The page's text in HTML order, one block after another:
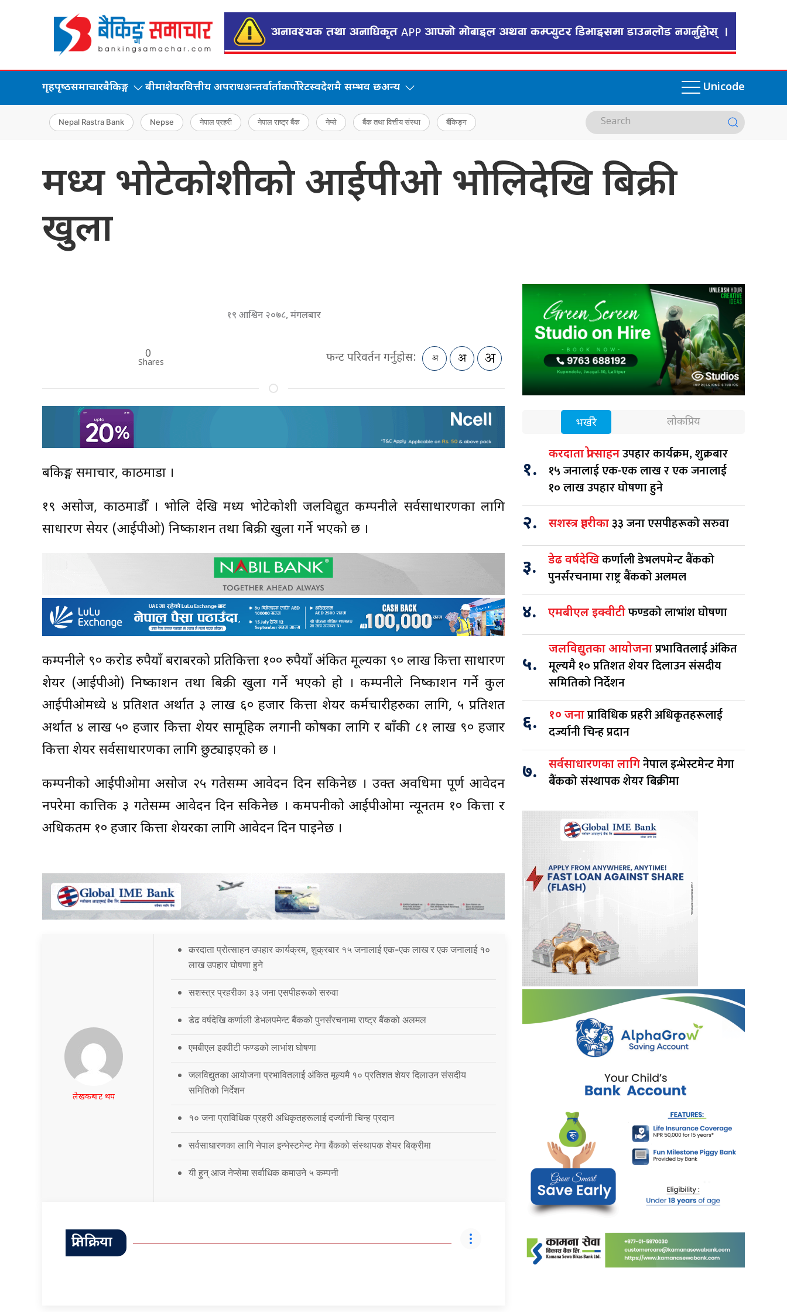
गृहपृष्‍ठसमाचारबैकिङ्ग बीमाशेयरवित्तीय अपराधअन्तर्वार्ताकर्पोरेटस्वदेशमै सम्भव छअन्य Unicode
Nepal Rastra Bank Nepse नेपाल प्रहरी नेपाल राष्ट्र बैंक नेप्से बैंक तथा वित्तीय संस्था बैंकिङ्ग
मध्य भोटेकोशीको आईपीओ भोलिदेखि बिक्री
खुला
१९ आश्विन २०७८, मंगलबार
0
Shares फन्ट परिवर्तन गर्नुहोस:
बैंकिङ्ग समाचार, काठमाडौं ।
१९ असाेज, काठमाडौँ । भोलि देखि मध्य भोटेकोशी जलविद्युत कम्पनीले सर्वसाधारणका लागि
साधारण सेयर (आईपीओ) निष्काशन तथा बिक्री खुला गर्ने भएको छ ।
कम्पनीले ९० करोड रुपैयाँ बराबरको प्रतिकित्ता १०० रुपैयाँ अंकित मूल्यका ९० लाख कित्ता साधारण
शेयर (आईपीओ) निष्काशन तथा बिक्री खुला गर्ने भएको हो । कम्पनीले निष्काशन गर्ने कुल
आईपीओमध्ये ४ प्रतिशत अर्थात ३ लाख ६० हजार कित्ता शेयर कर्मचारीहरुका लागि, ५ प्रतिशत
अर्थात ४ लाख ५० हजार कित्ता शेयर सामूहिक लगानी कोषका लागि र बाँकी ८१ लाख ९० हजार
कित्ता शेयर सर्वसाधारणका लागि छुट्याइएको छ ।
कम्पनीको आईपीओमा असोज २५ गतेसम्म आवेदन दिन सकिनेछ । उक्त अवधिमा पूर्ण आवेदन
नपरेमा कात्तिक ३ गतेसम्म आवेदन दिन सकिनेछ । कमपनीको आईपीओमा न्यूनतम १० कित्ता र
अधिकतम १० हजार कित्ता शेयरका लागि आवेदन दिन पाइनेछ ।
लेखकबाट थप
करदाता प्रोत्साहन उपहार कार्यक्रम, शुक्रबार १५ जनालाई एक-एक लाख र एक जनालाई १०
लाख उपहार घोषणा हुने
सशस्त्र प्रहरीका ३३ जना एसपीहरूको सरुवा
डेढ वर्षदेखि कर्णाली डेभलपमेन्ट बैंकको पुनर्संरचनामा राष्ट्र बैंकको अलमल
एमबीएल इक्वीटी फण्डको लाभांश घोषणा
जलविद्युतका आयोजना प्रभावितलाई अंकित मूल्यमै १० प्रतिशत शेयर दिलाउन संसदीय
समितिको निर्देशन
१० जना प्राविधिक प्रहरी अधिकृतहरूलाई दर्ज्यानी चिन्ह प्रदान
सर्वसाधारणका लागि नेपाल इन्भेस्टमेन्ट मेगा बैंकको संस्थापक शेयर बिक्रीमा
यी हुन् आज नेप्सेमा सर्वाधिक कमाउने ५ कम्पनी
प्रतिक्रिया
भर्खरै लोकप्रिय
१.
करदाता प्रोत्साहनउपहार कार्यक्रम, शुक्रबार
१५ जनालाई एक-एक लाख र एक जनालाई
१० लाख उपहार घोषणा हुने
२. सशस्त्र प्रहरीका३३ जना एसपीहरूको सरुवा
३. डेढ वर्षदेखिकर्णाली डेभलपमेन्ट बैंकको
पुनर्संरचनामा राष्ट्र बैंकको अलमल
४. एमबीएल इक्वीटीफण्डको लाभांश घोषणा
५.
जलविद्युतका आयोजनाप्रभावितलाई अंकित
मूल्यमै १० प्रतिशत शेयर दिलाउन संसदीय
समितिको निर्देशन
६. १० जनाप्राविधिक प्रहरी अधिकृतहरूलाई
दर्ज्यानी चिन्ह प्रदान
७. सर्वसाधारणका लागिनेपाल इन्भेस्टमेन्ट मेगा
बैंकको संस्थापक शेयर बिक्रीमा